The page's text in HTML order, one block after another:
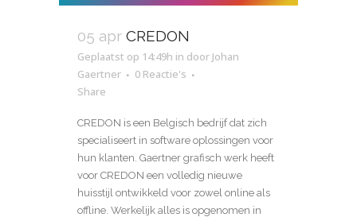
05 apr CREDON
Geplaatst op 14:49h in door Johan
Gaertner
0 Reactie's
Share
CREDON is een Belgisch bedrijf dat zich
specialiseert in software oplossingen voor
hun klanten. Gaertner grafisch werk heeft
voor CREDON een volledig nieuwe
huisstijl ontwikkeld voor zowel online als
offline. Werkelijk alles is opgenomen in